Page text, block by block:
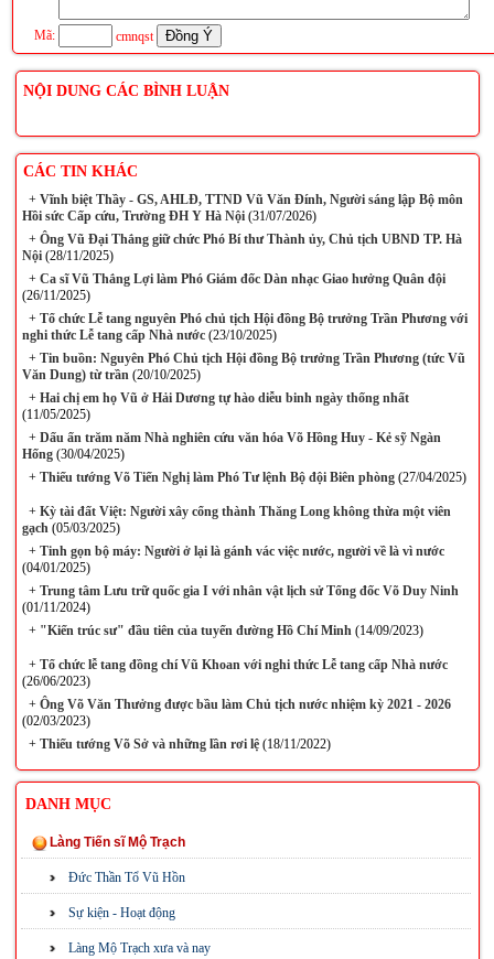
Mã: cmnqst
NỘI DUNG CÁC BÌNH LUẬN
CÁC TIN KHÁC
+Vĩnh biệt Thầy - GS, AHLĐ, TTND Vũ Văn Đính, Người sáng lập Bộ môn
Hồi sức Cấp cứu, Trường ĐH Y Hà Nội(31/07/2026)
+Ông Vũ Đại Thắng giữ chức Phó Bí thư Thành ủy, Chủ tịch UBND TP. Hà
Nội(28/11/2025)
+Ca sĩ Vũ Thắng Lợi làm Phó Giám đốc Dàn nhạc Giao hưởng Quân đội
(26/11/2025)
+Tổ chức Lễ tang nguyên Phó chủ tịch Hội đồng Bộ trưởng Trần Phương với
nghi thức Lễ tang cấp Nhà nước(23/10/2025)
+Tin buồn: Nguyên Phó Chủ tịch Hội đồng Bộ trưởng Trần Phương (tức Vũ
Văn Dung) từ trần(20/10/2025)
+Hai chị em họ Vũ ở Hải Dương tự hào diễu binh ngày thống nhất
(11/05/2025)
+Dấu ấn trăm năm Nhà nghiên cứu văn hóa Võ Hồng Huy - Kẻ sỹ Ngàn
Hống(30/04/2025)
+Thiếu tướng Võ Tiến Nghị làm Phó Tư lệnh Bộ đội Biên phòng(27/04/2025)
+Kỳ tài đất Việt: Người xây cổng thành Thăng Long không thừa một viên
gạch(05/03/2025)
+Tinh gọn bộ máy: Người ở lại là gánh vác việc nước, người về là vì nước
(04/01/2025)
+Trung tâm Lưu trữ quốc gia I với nhân vật lịch sử Tổng đốc Võ Duy Ninh
(01/11/2024)
+"Kiến trúc sư" đầu tiên của tuyến đường Hồ Chí Minh(14/09/2023)
+Tổ chức lễ tang đồng chí Vũ Khoan với nghi thức Lễ tang cấp Nhà nước
(26/06/2023)
+Ông Võ Văn Thưởng được bầu làm Chủ tịch nước nhiệm kỳ 2021 - 2026
(02/03/2023)
+Thiếu tướng Võ Sở và những lần rơi lệ(18/11/2022)
DANH MỤC
Làng Tiến sĩ Mộ Trạch
Đức Thần Tổ Vũ Hồn
Sự kiện - Hoạt động
Làng Mộ Trạch xưa và nay